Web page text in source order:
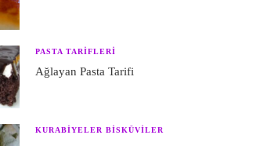
PASTA TARIFLERI
Ağlayan Pasta Tarifi
KURABIYELER BISKÜVILER